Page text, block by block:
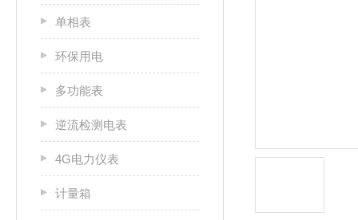
单相表
环保用电
多功能表
逆流检测电表
4G电力仪表
计量箱